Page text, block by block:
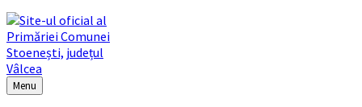
Menu